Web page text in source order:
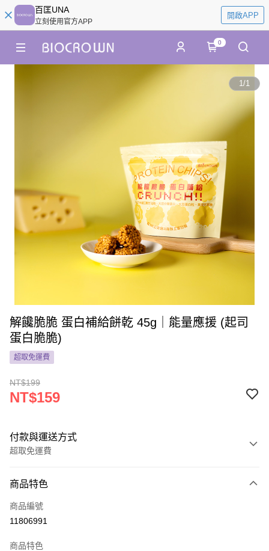
百匡UNA
立刻使用官方APP
開啟APP
0
1/1
解饞脆脆 蛋白補給餅乾 45g｜能量應援 (起司
蛋白脆脆)
超取免運費
NT$199
NT$159
付款與運送方式
超取免運費
信用卡一次付款
超商取貨付款
商品特色
商品編號
11806991
商品特色